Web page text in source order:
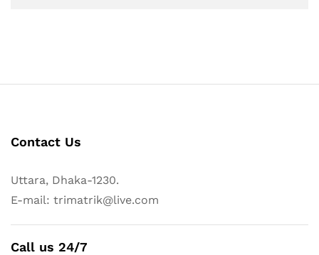
Contact Us
Uttara, Dhaka-1230.
E-mail: trimatrik@live.com
Call us 24/7